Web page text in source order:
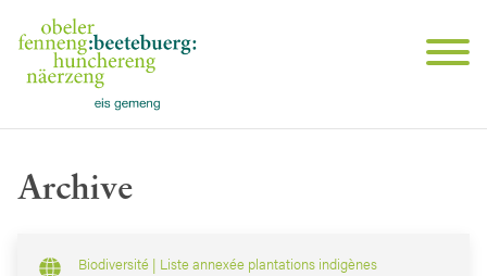
Archive
Biodiversité | Liste annexée plantations indigènes